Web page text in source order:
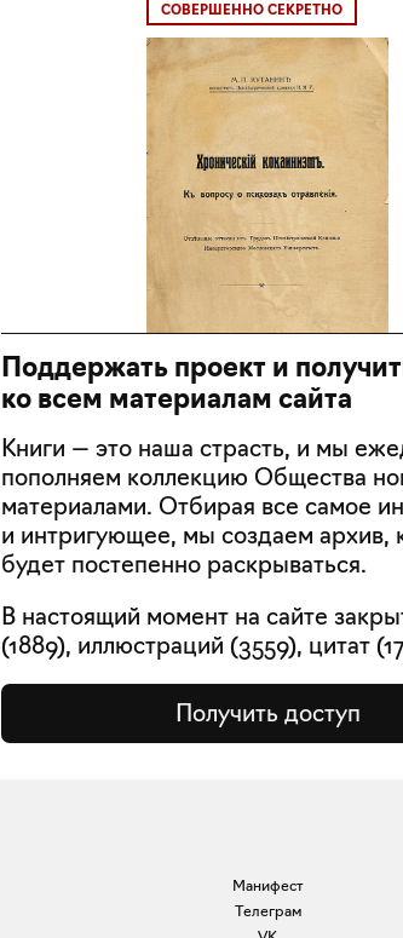
СОВЕРШЕННО СЕКРЕТНО
Поддержать проект и
ко всем материалам сайта
Книги — это наша страсть, и мы
пополняем коллекцию Общества
материалами. Отбирая все самое
и интригующее, мы создаем архив,
будет постепенно раскрываться.
В настоящий момент на сайте
(1889), иллюстраций (3559), цитат (
Получить доступ
Манифест
Телеграм